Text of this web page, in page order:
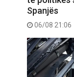
Spanjës
06/08 21:06